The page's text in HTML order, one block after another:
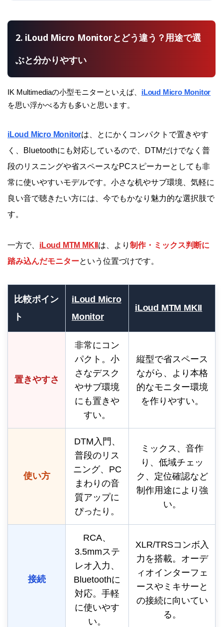
2. iLoud Micro Monitorとどう違う？用途で選
ぶと分かりやすい
IK Multimediaの小型モニターといえば、 iLoud Micro Monitor
を思い浮かべる方も多いと思います。
iLoud Micro Monitorは、とにかくコンパクトで置きやす
く、Bluetoothにも対応しているので、DTMだけでなく普
段のリスニングや省スペースなPCスピーカーとしても非
常に使いやすいモデルです。小さな机やサブ環境、気軽に
良い音で聴きたい方には、今でもかなり魅力的な選択肢で
す。
一方で、 iLoud MTM MKII は、より制作・ミックス判断に
踏み込んだモニターという位置づけです。
比較ポイン
ト
iLoud Micro
Monitor
iLoud MTM MKII
置きやすさ
非常にコン
パクト。小
さなデスク
やサブ環境
にも置きや
すい。
縦型で省スペース
ながら、より本格
的なモニター環境
を作りやすい。
使い方
DTM入門、
普段のリス
ニング、PC
まわりの音
質アップに
ぴったり。
ミックス、音作
り、低域チェッ
ク、定位確認など
制作用途により強
い。
接続
RCA、
3.5mmステ
レオ入力、
Bluetoothに
対応。手軽
に使いやす
い。
XLR/TRSコンボ入
力を搭載。オーデ
ィオインターフェ
ースやミキサーと
の接続に向いてい
る。